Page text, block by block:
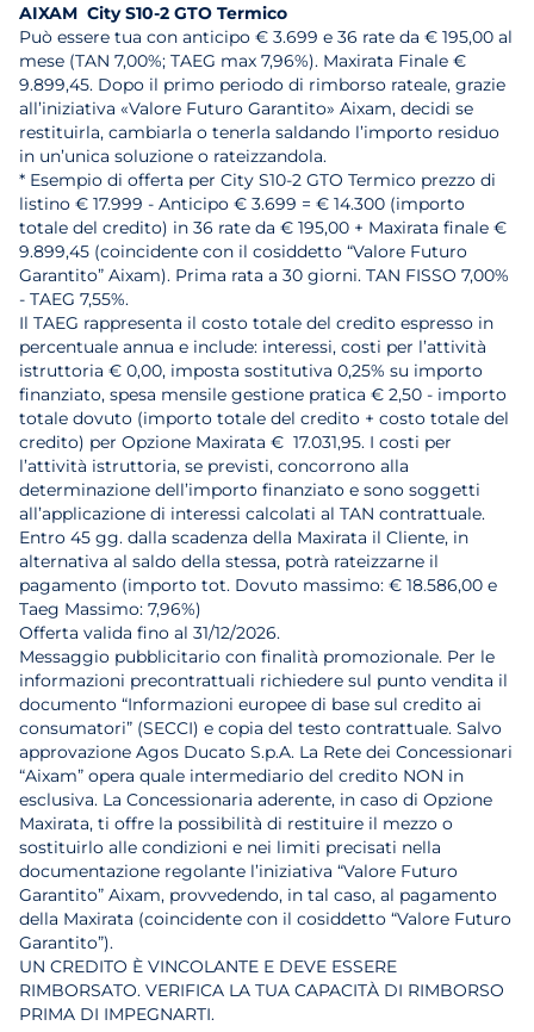
AIXAM City S10-2 GTO Termico
Può essere tua con anticipo € 3.699 e 36 rate da € 195,00 al
mese (TAN 7,00%; TAEG max 7,96%). Maxirata Finale €
9.899,45. Dopo il primo periodo di rimborso rateale, grazie
all’iniziativa «Valore Futuro Garantito» Aixam, decidi se
restituirla, cambiarla o tenerla saldando l’importo residuo
in un’unica soluzione o rateizzandola.
* Esempio di offerta per City S10-2 GTO Termico prezzo di
listino € 17.999 - Anticipo € 3.699 = € 14.300 (importo
totale del credito) in 36 rate da € 195,00 + Maxirata finale €
9.899,45 (coincidente con il cosiddetto “Valore Futuro
Garantito” Aixam). Prima rata a 30 giorni. TAN FISSO 7,00%
- TAEG 7,55%.
Il TAEG rappresenta il costo totale del credito espresso in
percentuale annua e include: interessi, costi per l’attività
istruttoria € 0,00, imposta sostitutiva 0,25% su importo
finanziato, spesa mensile gestione pratica € 2,50 - importo
totale dovuto (importo totale del credito + costo totale del
credito) per Opzione Maxirata € 17.031,95. I costi per
l’attività istruttoria, se previsti, concorrono alla
determinazione dell’importo finanziato e sono soggetti
all’applicazione di interessi calcolati al TAN contrattuale.
Entro 45 gg. dalla scadenza della Maxirata il Cliente, in
alternativa al saldo della stessa, potrà rateizzarne il
pagamento (importo tot. Dovuto massimo: € 18.586,00 e
Taeg Massimo: 7,96%)
Offerta valida fino al 31/12/2026.
Messaggio pubblicitario con finalità promozionale. Per le
informazioni precontrattuali richiedere sul punto vendita il
documento “Informazioni europee di base sul credito ai
consumatori” (SECCI) e copia del testo contrattuale. Salvo
approvazione Agos Ducato S.p.A. La Rete dei Concessionari
“Aixam” opera quale intermediario del credito NON in
esclusiva. La Concessionaria aderente, in caso di Opzione
Maxirata, ti offre la possibilità di restituire il mezzo o
sostituirlo alle condizioni e nei limiti precisati nella
documentazione regolante l’iniziativa “Valore Futuro
Garantito” Aixam, provvedendo, in tal caso, al pagamento
della Maxirata (coincidente con il cosiddetto “Valore Futuro
Garantito”).
UN CREDITO È VINCOLANTE E DEVE ESSERE
RIMBORSATO. VERIFICA LA TUA CAPACITÀ DI RIMBORSO
PRIMA DI IMPEGNARTI.